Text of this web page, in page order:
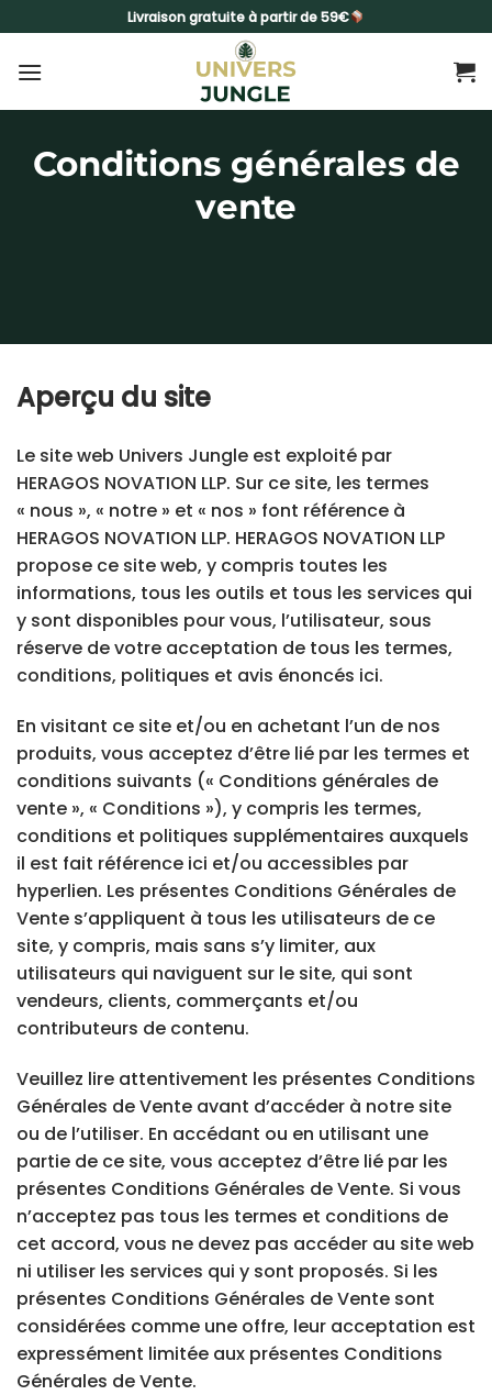
au
contenu
Livraison gratuite à partir de 59€
Conditions générales de
vente
Aperçu du site
Le site web Univers Jungle est exploité par
HERAGOS NOVATION LLP. Sur ce site, les termes
« nous », « notre » et « nos » font référence à
HERAGOS NOVATION LLP. HERAGOS NOVATION LLP
propose ce site web, y compris toutes les
informations, tous les outils et tous les services qui
y sont disponibles pour vous, l’utilisateur, sous
réserve de votre acceptation de tous les termes,
conditions, politiques et avis énoncés ici.
En visitant ce site et/ou en achetant l’un de nos
produits, vous acceptez d’être lié par les termes et
conditions suivants (« Conditions générales de
vente », « Conditions »), y compris les termes,
conditions et politiques supplémentaires auxquels
il est fait référence ici et/ou accessibles par
hyperlien. Les présentes Conditions Générales de
Vente s’appliquent à tous les utilisateurs de ce
site, y compris, mais sans s’y limiter, aux
utilisateurs qui naviguent sur le site, qui sont
vendeurs, clients, commerçants et/ou
contributeurs de contenu.
Veuillez lire attentivement les présentes Conditions
Générales de Vente avant d’accéder à notre site
ou de l’utiliser. En accédant ou en utilisant une
partie de ce site, vous acceptez d’être lié par les
présentes Conditions Générales de Vente. Si vous
n’acceptez pas tous les termes et conditions de
cet accord, vous ne devez pas accéder au site web
ni utiliser les services qui y sont proposés. Si les
présentes Conditions Générales de Vente sont
considérées comme une offre, leur acceptation est
expressément limitée aux présentes Conditions
Générales de Vente.